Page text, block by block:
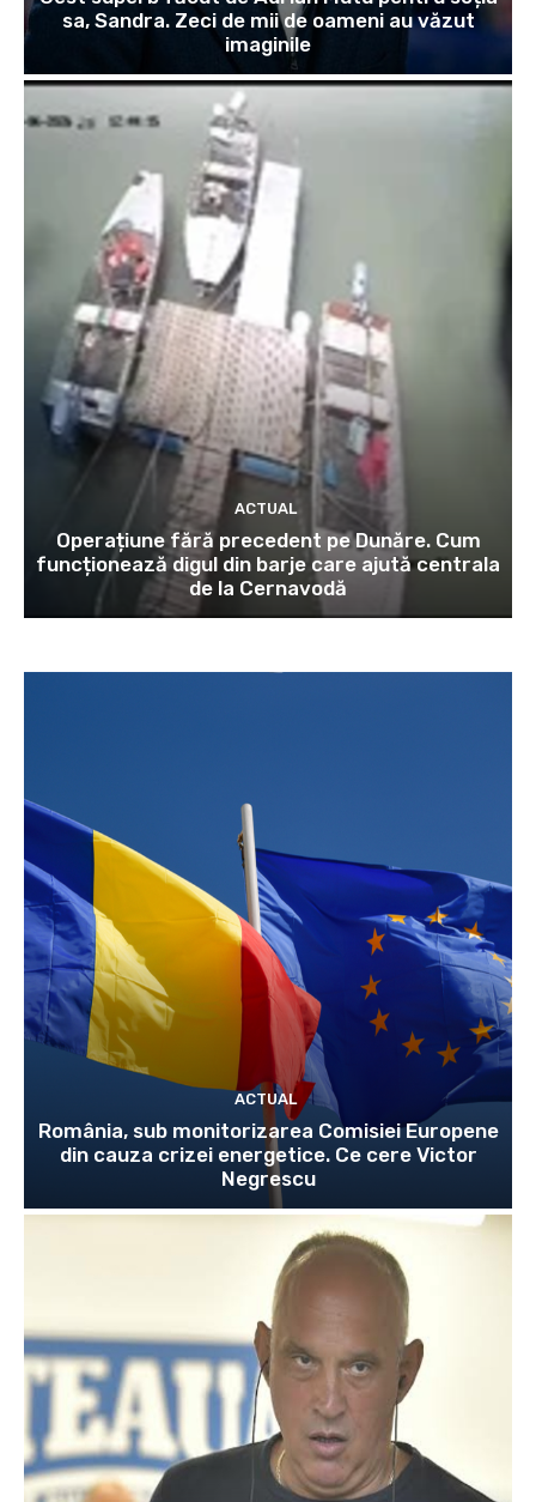
sa, Sandra. Zeci de mii de oameni au văzut
imaginile
ACTUAL
Operațiune fără precedent pe Dunăre. Cum
funcționează digul din barje care ajută centrala
de la Cernavodă
ACTUAL
România, sub monitorizarea Comisiei Europene
din cauza crizei energetice. Ce cere Victor
Negrescu